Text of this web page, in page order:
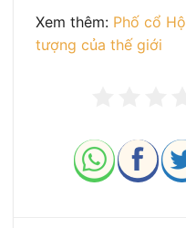
Xem thêm: Phố cổ
tượng của thế giới